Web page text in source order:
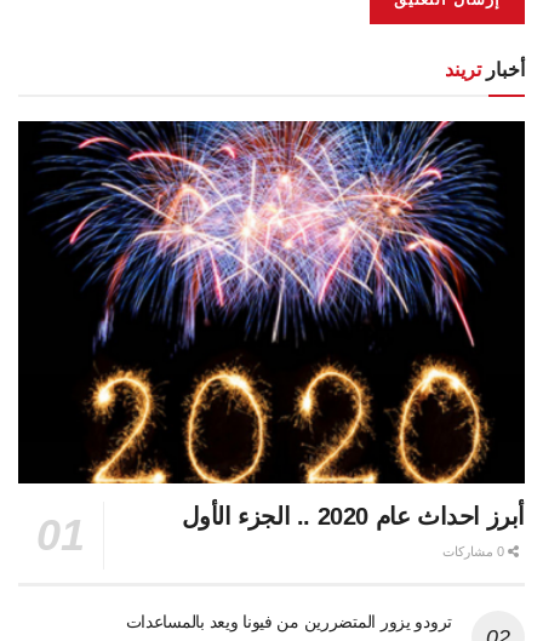
أخبارتريند
أبرز احداث عام 2020 .. الجزء الأول
ترودو يزور المتضررين من فيونا ويعد بالمساعدات